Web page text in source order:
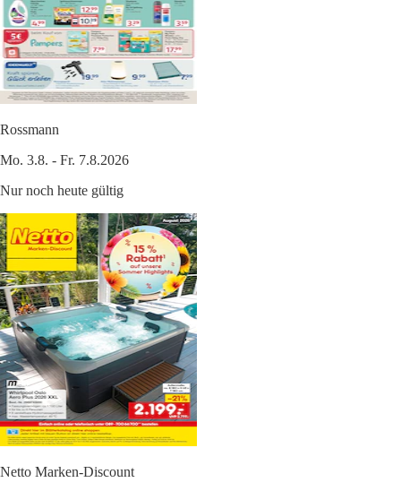
Rossmann
Mo. 3.8. - Fr. 7.8.2026
Nur noch heute gültig
Netto Marken-Discount